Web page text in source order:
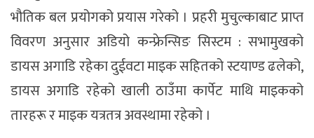
भौतिक बल प्रयोगको प्रयास गरेको । प्रहरी मुचुल्काबाट प्राप्त
विवरण अनुसार अडियो कन्फ्रेन्सिङ सिस्टम : सभामुखको
डायस अगाडि रहेका दुईवटा माइक सहितको स्टयाण्ड ढलेको,
डायस अगाडि रहेको खाली ठाउँमा कार्पेट माथि माइकको
तारहरू र माइक यत्रतत्र अवस्थामा रहेको ।